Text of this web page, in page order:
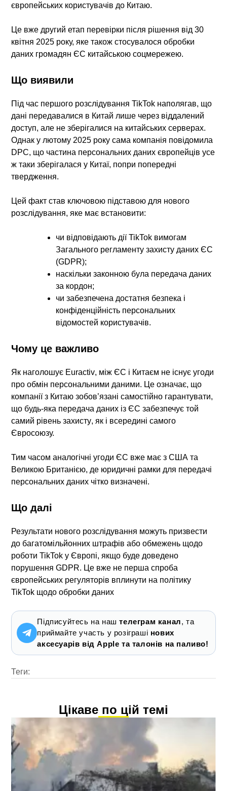
європейських користувачів до Китаю.
Це вже другий етап перевірки після рішення від 30
квітня 2025 року, яке також стосувалося обробки
даних громадян ЄС китайською соцмережею.
Що виявили
Під час першого розслідування TikTok наполягав, що
дані передавалися в Китай лише через віддалений
доступ, але не зберігалися на китайських серверах.
Однак у лютому 2025 року сама компанія повідомила
DPC, що частина персональних даних європейців усе
ж таки зберігалася у Китаї, попри попередні
твердження.
Цей фактстав ключовою підставою для нового
розслідування, яке має встановити:
чи відповідають дії TikTok вимогам
Загального регламенту захисту даних ЄС
(GDPR);
наскільки законною була передача даних
за кордон;
чи забезпечена достатня безпека і
конфіденційність персональних
відомостей користувачів.
Чому це важливо
Як наголошує Euractiv, міжЄС і Китаєм не існує угоди
про обмін персональними даними. Це означає, що
компанії з Китаю зобов’язані самостійно гарантувати,
що будь-яка передача даних із ЄС забезпечуєтой
самий рівень захисту, як і всередині самого
Євросоюзу.
Тим часом аналогічні угоди ЄС вже має зСША та
Великою Британією, де юридичні рамки для передачі
персональних даних чітко визначені.
Що далі
Результати нового розслідування можуть призвести
до багатомільйонних штрафів або обмежень щодо
роботи TikTok у Європі, якщо буде доведено
порушення GDPR. Це вже не перша спроба
європейських регуляторів вплинути на політику
TikTok щодо обробки даних
Підписуйтесь на наштелеграм канал, та
приймайте участь у розіграші нових
аксесуарів від Apple та талонів на паливо!
Теги:
Цікаве по цій темі